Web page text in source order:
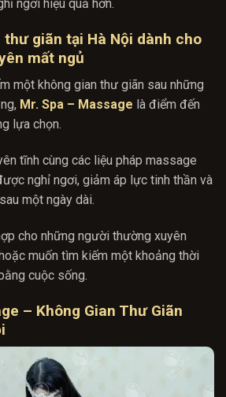
ngơi hiệu quả hơn.
giãn tại Hà Nội dành cho
mất ngủ
một không gian thư giãn sau những
Mr. Spa – Massage là điểm đến
lựa chọn.
tĩnh cùng các liệu pháp massage
nghỉ ngơi, giảm áp lực tinh thần và
một ngày dài.
cho những người thường xuyên
muốn tìm kiếm một khoảng thời
cuộc sống.
– Không Gian Thư Giãn